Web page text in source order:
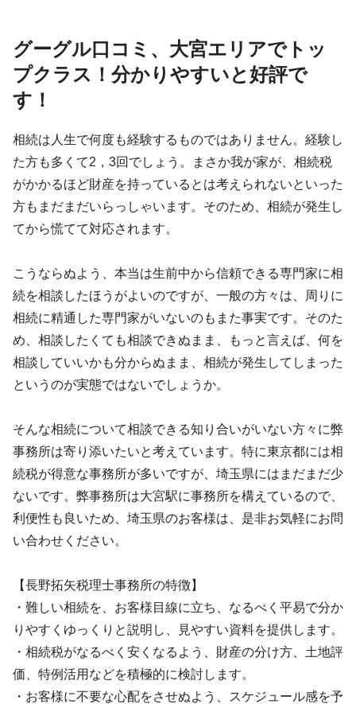
グーグル口コミ、大宮エリアでトッ
プクラス！分かりやすいと好評で
す！
相続は人生で何度も経験するものではありません。経験し
た方も多くて2，3回でしょう。まさか我が家が、相続税
がかかるほど財産を持っているとは考えられないといった
方もまだまだいらっしゃいます。そのため、相続が発生し
てから慌てて対応されます。
こうならぬよう、本当は生前中から信頼できる専門家に相
続を相談したほうがよいのですが、一般の方々は、周りに
相続に精通した専門家がいないのもまた事実です。そのた
め、相談したくても相談できぬまま、もっと言えば、何を
相談していいかも分からぬまま、相続が発生してしまった
というのが実態ではないでしょうか。
そんな相続について相談できる知り合いがいない方々に弊
事務所は寄り添いたいと考えています。特に東京都には相
続税が得意な事務所が多いですが、埼玉県にはまだまだ少
ないです。弊事務所は大宮駅に事務所を構えているので、
利便性も良いため、埼玉県のお客様は、是非お気軽にお問
い合わせください。
【長野拓矢税理士事務所の特徴】
・難しい相続を、お客様目線に立ち、なるべく平易で分か
りやすくゆっくりと説明し、見やすい資料を提供します。
・相続税がなるべく安くなるよう、財産の分け方、土地評
価、特例活用などを積極的に検討します。
・お客様に不要な心配をさせぬよう、スケジュール感を予